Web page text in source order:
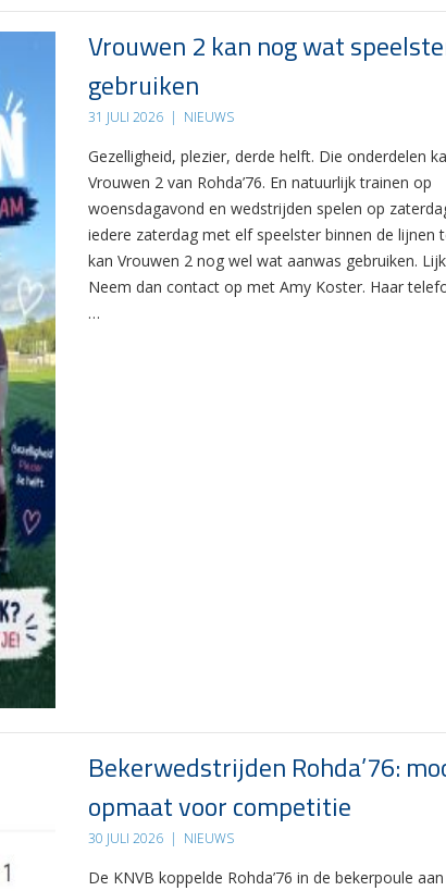
Vrouwen 2 kan nog wat
gebruiken
31 JULI 2026 | NIEUWS
Gezelligheid, plezier, derde helft. Die onderdelen
Vrouwen 2 van Rohda’76. En natuurlijk trainen op
woensdagavond en wedstrijden spelen op
iedere zaterdag met elf speelster binnen de lijnen
kan Vrouwen 2 nog wel wat aanwas gebruiken.
Neem dan contact op met Amy Koster. Haar
…
Bekerwedstrijden Rohda’76:
opmaat voor competitie
30 JULI 2026 | NIEUWS
De KNVB koppelde Rohda’76 in de bekerpoule